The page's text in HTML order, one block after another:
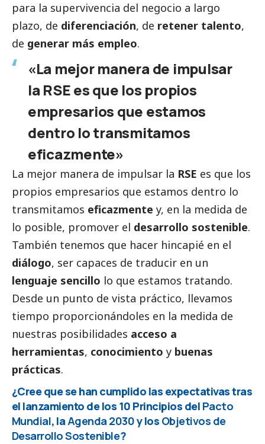
para la supervivencia del negocio a largo
plazo, de diferenciación, de retener talento,
de generar más empleo.
«La mejor manera de impulsar
la RSE es que los propios
empresarios que estamos
dentro lo transmitamos
eficazmente»
La mejor manera de impulsar la RSE es que los
propios empresarios que estamos dentro lo
transmitamos eficazmente y, en la medida de
lo posible, promover el desarrollo sostenible.
También tenemos que hacer hincapié en el
diálogo, ser capaces de traducir en un
lenguaje sencillo lo que estamos tratando.
Desde un punto de vista práctico, llevamos
tiempo proporcionándoles en la medida de
nuestras posibilidades acceso a
herramientas, conocimiento y buenas
prácticas.
¿Cree que se han cumplido las expectativas tras
el lanzamiento de los 10 Principios del Pacto
Mundial, laAgenda 2030y los Objetivos de
Desarrollo Sostenible?